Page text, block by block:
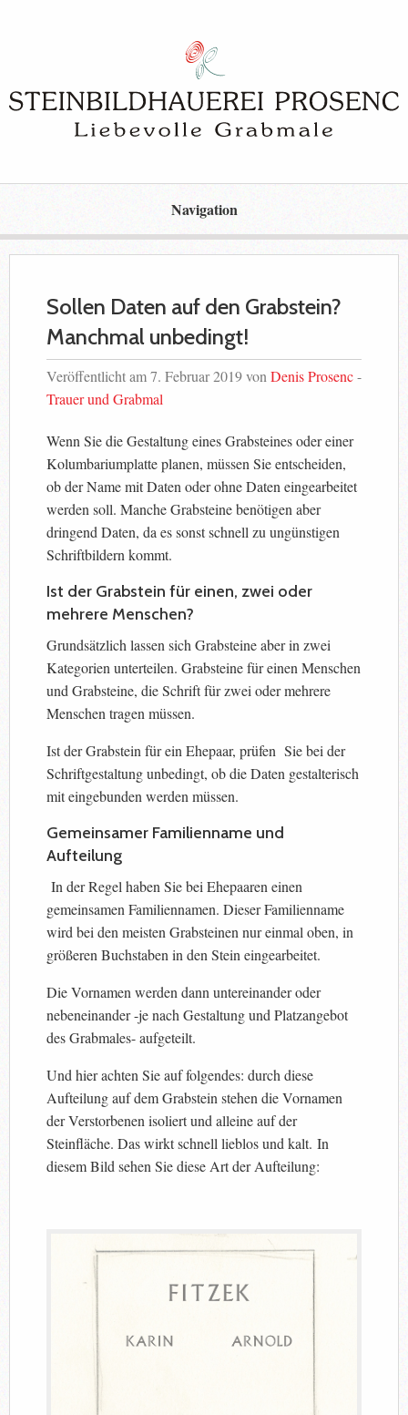
Navigation
Sollen Daten auf den Grabstein?
Manchmal unbedingt!
Veröffentlicht am 7. Februar 2019 von Denis Prosenc-
Trauer und Grabmal
Wenn Sie die Gestaltung eines Grabsteines oder einer
Kolumbariumplatte planen, müssen Sie entscheiden,
ob der Name mit Daten oder ohne Daten eingearbeitet
werden soll. Manche Grabsteine benötigen aber
dringend Daten, da es sonst schnell zu ungünstigen
Schriftbildern kommt.
Ist der Grabstein für einen, zwei oder
mehrere Menschen?
Grundsätzlich lassen sich Grabsteine aber in zwei
Kategorien unterteilen. Grabsteine für einen Menschen
und Grabsteine, die Schrift für zwei oder mehrere
Menschen tragen müssen.
Ist der Grabstein für ein Ehepaar, prüfen Sie bei der
Schriftgestaltung unbedingt, ob die Daten gestalterisch
mit eingebunden werden müssen.
Gemeinsamer Familienname und
Aufteilung
In der Regel haben Sie bei Ehepaaren einen
gemeinsamen Familiennamen. Dieser Familienname
wird bei den meisten Grabsteinen nur einmal oben, in
größeren Buchstaben in den Stein eingearbeitet.
Die Vornamen werden dann untereinander oder
nebeneinander -je nach Gestaltung und Platzangebot
des Grabmales- aufgeteilt.
Und hier achten Sie auf folgendes: durch diese
Aufteilung auf dem Grabstein stehen die Vornamen
der Verstorbenen isoliert und alleine auf der
Steinfläche. Das wirkt schnell lieblos und kalt. In
diesem Bild sehen Sie diese Art der Aufteilung: